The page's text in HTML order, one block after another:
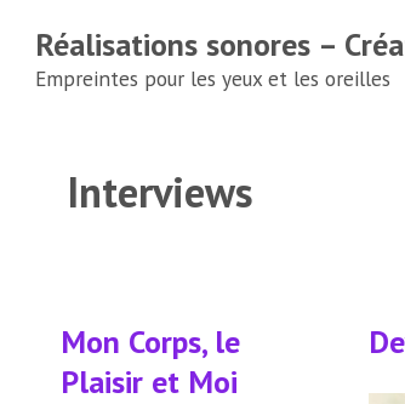
Réalisations sonores –
Empreintes pour les yeux et les oreilles
Interviews
Mon Corps, le
Plaisir et Moi